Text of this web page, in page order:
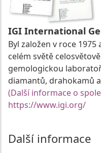
IGI International
Byl založen v roce
celém světě
gemologickou
diamantů, drahokamů
(Další informace o
https://www.igi.org/
Další informace